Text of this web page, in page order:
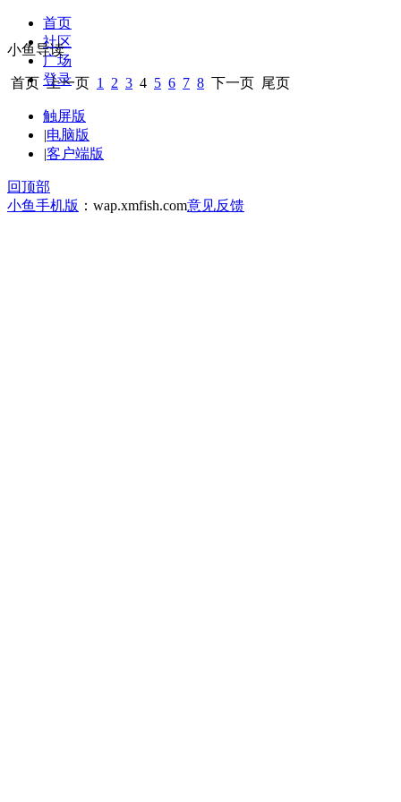
首页
社区
广场
登录
小鱼导读
首页 上一页 1 2 3 4 5 6 7 8 下一页 尾页
触屏版
|电脑版
|客户端版
回顶部
小鱼手机版 ：wap.xmfish.com意见反馈